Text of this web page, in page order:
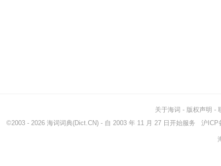
关于海词 - 版权声明 -
©2003 - 2026 海词词典(Dict.CN) - 自 2003 年 11 月 27 日开始服务 沪ICP